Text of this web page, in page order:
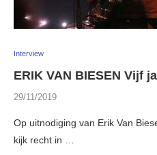
Interview
ERIK VAN BIESEN Vijf
29/11/2019
Op uitnodiging van Erik Van
kijk recht in …